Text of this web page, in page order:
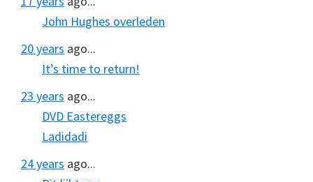
John Hughes overleden
20 years ago...
It’s time to return!
23 years ago...
DVD Eastereggs
Ladidadi
24 years ago...